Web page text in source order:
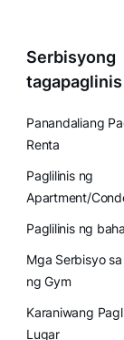
Serbisyong
tagapaglinis
Panandaliang
Renta
Paglilinis ng
Apartment/
Paglilinis ng
Mga Serbisyo
ng Gym
Karaniwang
Lugar